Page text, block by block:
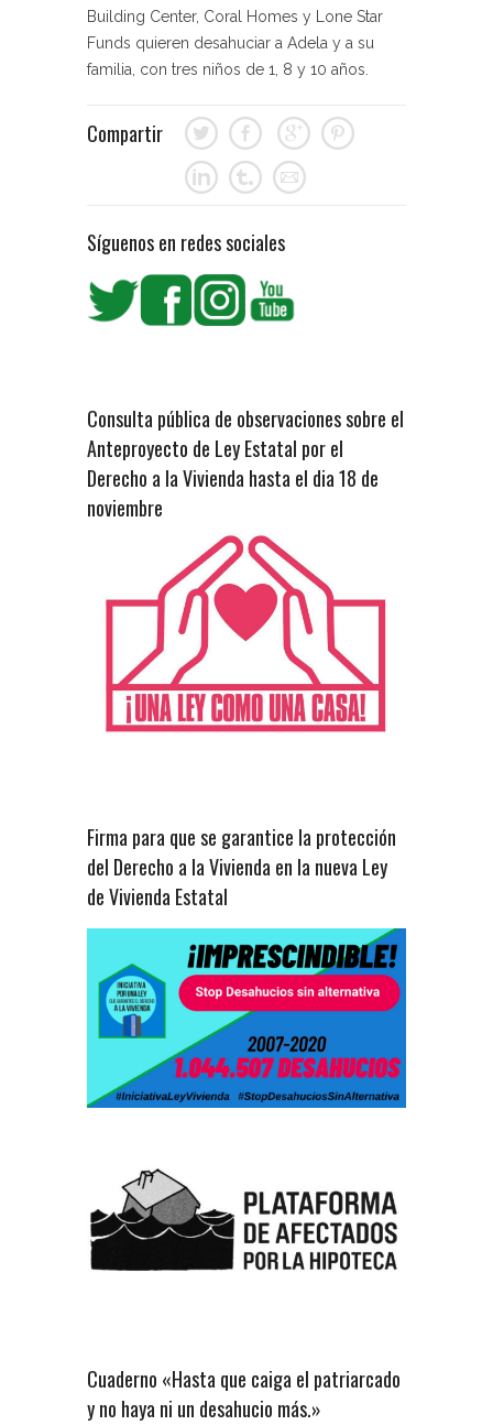
Building Center, Coral Homes y Lone Star
Funds quieren desahuciar a Adela y a su
familia, con tres niños de 1, 8 y 10 años.
Compartir
Síguenos en redes sociales
Consulta pública de observaciones sobre el
Anteproyecto de Ley Estatal por el
Derecho a la Vivienda hasta el dia 18 de
noviembre
Firma para que se garantice la protección
del Derecho a la Vivienda en la nueva Ley
de Vivienda Estatal
Cuaderno «Hasta que caiga el patriarcado
y no haya ni un desahucio más.»